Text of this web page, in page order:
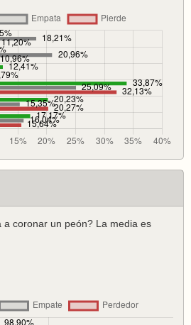
a coronar un peón? La media es